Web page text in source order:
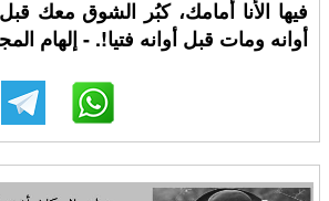
فيها الأنا أمامك، كبُر الشوق معك
أوانه ومات قبل أوانه فتيا!. - إلهام